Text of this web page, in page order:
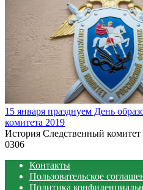
15 января празднуем День
комитета 2019
История Следственный комитет
0306
Контакты
Пользовательское
Политика